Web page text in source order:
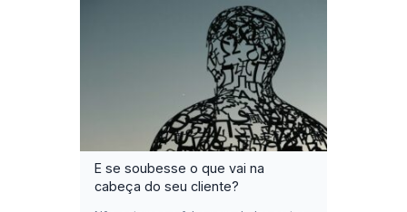
E se soubesse o que vai na
cabeça do seu cliente?